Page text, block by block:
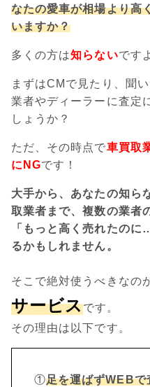
なたの愛車が相場より高
いますか？
多くの方は知らないです
まずはCMで見たり、聞
業者やディーラーに査定
しょうか？
ただ、その時点で車買取
にNGです！
大手から、あなたの知ら
取業者まで、複数の業者
「もっと高く売れたの
るかもしれません。
そこで絶対使うべきなの
サービスです。
その理由は以下です。
①足を運ばずWEBで